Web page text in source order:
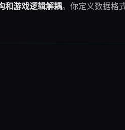
和游戏逻辑解耦。你定义数据格